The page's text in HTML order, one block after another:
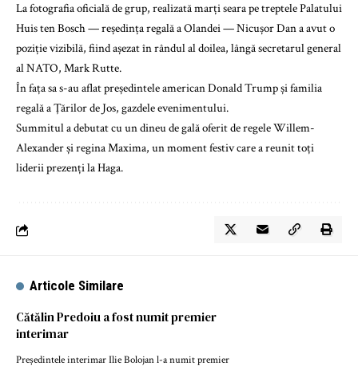
La fotografia oficială de grup, realizată marți seara pe treptele Palatului
Huis ten Bosch — reședința regală a Olandei — Nicușor Dan a avut o
poziție vizibilă, fiind așezat în rândul al doilea, lângă secretarul general
al NATO, Mark Rutte.
În fața sa s-au aflat președintele american Donald Trump și familia
regală a Țărilor de Jos, gazdele evenimentului.
Summitul a debutat cu un dineu de gală oferit de regele Willem-
Alexander și regina Maxima, un moment festiv care a reunit toți
liderii prezenți la Haga.
Articole Similare
Cătălin Predoiu a fost numit premier
interimar
Președintele interimar Ilie Bolojan l-a numit premier